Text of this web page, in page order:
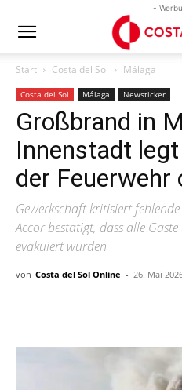
-
Start Costa del Sol Málaga
Costa del Sol Málaga Newsticker
Großbrand in
Innenstadt
der Feuerwehr
Gewerkschaft kritisiert
Accor bestätigt, dass alle
evakuiert wurden
von Costa del Sol Online - 26. Mai